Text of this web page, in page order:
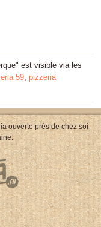
est visible via les
59, pizzeria
ouverte près de chez soi